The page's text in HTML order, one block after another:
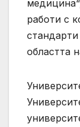
работи с
областта